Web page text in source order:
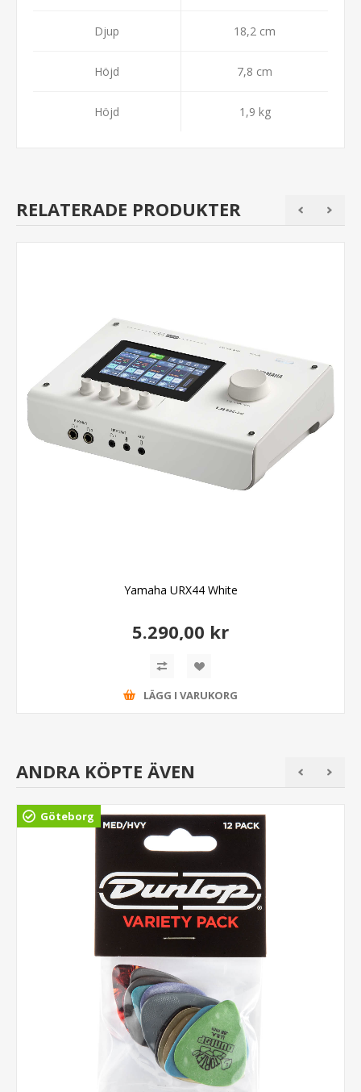
Djup 18,2 cm
Höjd 7,8 cm
Höjd 1,9 kg
RELATERADE PRODUKTER
Yamaha URX44 White
5.290,00 kr
LÄGG I VARUKORG
ANDRA KÖPTE ÄVEN
Göteborg